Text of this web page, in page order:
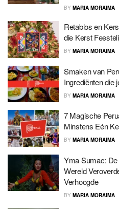
BY MARIA MORAIMA
Retablos en
die Kerst
BY MARIA MORAIMA
Smaken van
Ingrediënten die
BY MARIA MORAIMA
7 Magische
Minstens Eén
BY MARIA MORAIMA
Yma Sumac:
Wereld
Verhoogde
BY MARIA MORAIMA